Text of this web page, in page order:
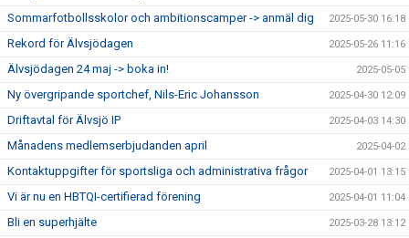
Sommarfotbollsskolor och ambitionscamper -> anmäl dig 2025-05-30 16:18
Rekord för Älvsjödagen 2025-05-26 11:16
Älvsjödagen 24 maj -> boka in! 2025-05-05
Ny övergripande sportchef, Nils-Eric Johansson 2025-04-30 12:09
Driftavtal för Älvsjö IP 2025-04-03 14:30
Månadens medlemserbjudanden april 2025-04-02
Kontaktuppgifter för sportsliga och administrativa frågor 2025-04-01 13:15
Vi är nu en HBTQI-certifierad förening 2025-04-01 11:04
Bli en superhjälte 2025-03-28 13:12